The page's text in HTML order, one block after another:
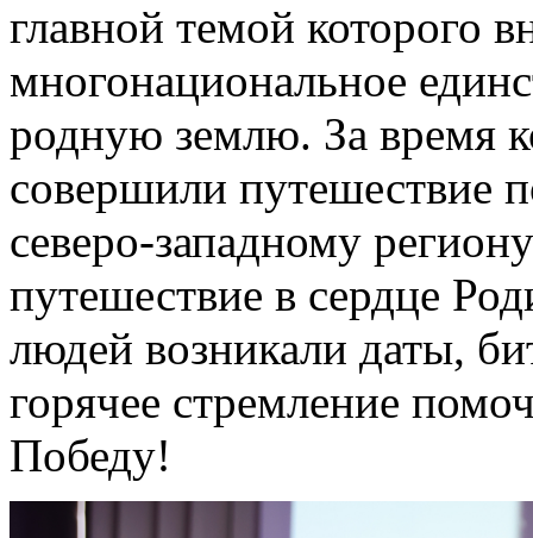
главной темой которого
многонациональное
родную землю. За время
совершили путешествие
северо-западному
путешествие в сердце
людей возникали даты,
горячее стремление
Победу!